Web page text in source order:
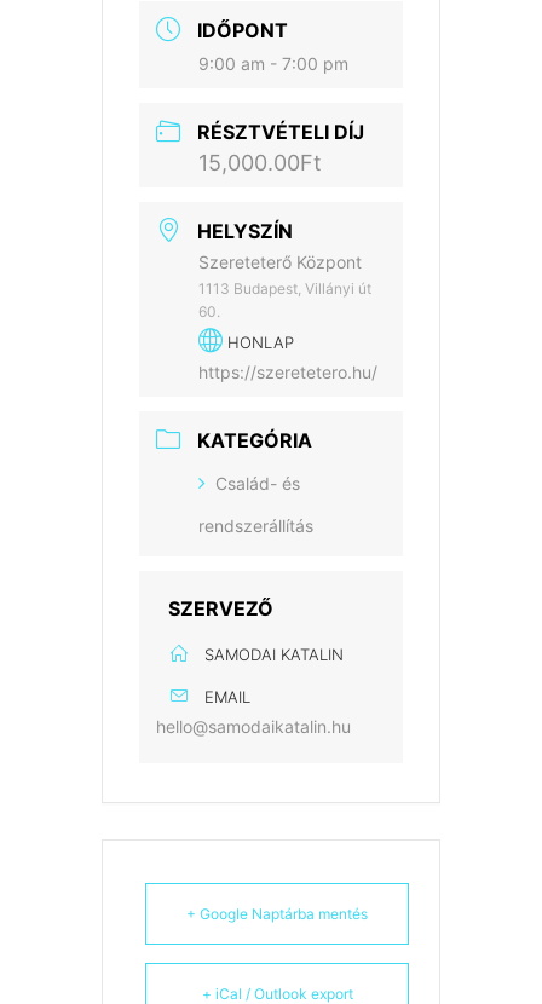
IDŐPONT
9:00 am - 7:00 pm
RÉSZTVÉTELI DÍJ
15,000.00Ft
HELYSZÍN
Szereteterő Központ
1113 Budapest, Villányi út
60.
HONLAP
https://szeretetero.hu/
KATEGÓRIA
Család- és
rendszerállítás
SZERVEZŐ
SAMODAI KATALIN
EMAIL
hello@samodaikatalin.hu
+ Google Naptárba mentés
+ iCal / Outlook export